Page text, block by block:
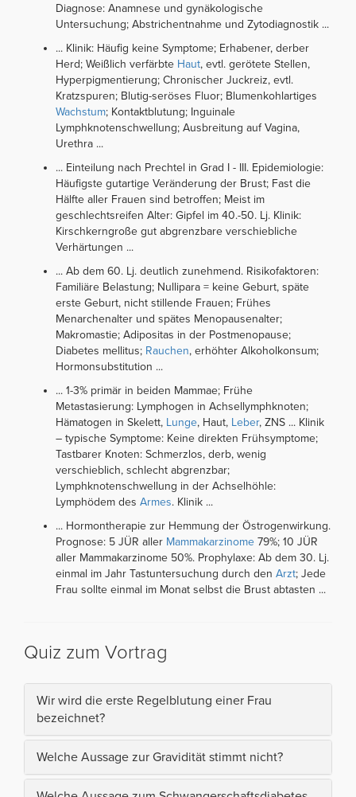
Diagnose: Anamnese und gynäkologische
Untersuchung; Abstrichentnahme und Zytodiagnostik ...
... Klinik: Häufig keine Symptome; Erhabener, derber
Herd; Weißlich verfärbte Haut, evtl. gerötete Stellen,
Hyperpigmentierung; Chronischer Juckreiz, evtl.
Kratzspuren; Blutig-seröses Fluor; Blumenkohlartiges
Wachstum; Kontaktblutung; Inguinale
Lymphknotenschwellung; Ausbreitung auf Vagina,
Urethra ...
... Einteilung nach Prechtel in Grad I - III. Epidemiologie:
Häufigste gutartige Veränderung der Brust; Fast die
Hälfte aller Frauen sind betroffen; Meist im
geschlechtsreifen Alter: Gipfel im 40.-50. Lj. Klinik:
Kirschkerngroße gut abgrenzbare verschiebliche
Verhärtungen ...
... Ab dem 60. Lj. deutlich zunehmend. Risiko­faktoren:
Familiäre Belastung; Nullipara = keine Geburt, späte
erste Geburt, nicht stillende Frauen; Frühes
Menarchenalter und spätes Menopausenalter;
Makromastie; Adipositas in der Postmenopause;
Diabetes mellitus; Rauchen, erhöhter Alkoholkonsum;
Hormonsubstitution ...
... 1-3% primär in beiden Mammae; Frühe
Metastasierung: Lymphogen in Achsellymphknoten;
Hämatogen in Skelett, Lunge, Haut, Leber, ZNS ... Klinik
– typische Symptome: Keine direkten Frühsymptome;
Tastbarer Knoten: Schmerzlos, derb, wenig
verschieblich, schlecht abgrenzbar;
Lymphknotenschwellung in der Achselhöhle:
Lymphödem des Armes. Klinik ...
... Hormontherapie zur Hemmung der Östrogenwirkung.
Prognose: 5 JÜR aller Mammakarzinome 79%; 10 JÜR
aller Mammakarzinome 50%. Prophylaxe: Ab dem 30. Lj.
einmal im Jahr Tastuntersuchung durch den Arzt; Jede
Frau sollte einmal im Monat selbst die Brust abtasten ...
Quiz zum Vortrag
Wir wird die erste Regelblutung einer Frau
bezeichnet?
Welche Aussage zur Gravidität stimmt nicht?